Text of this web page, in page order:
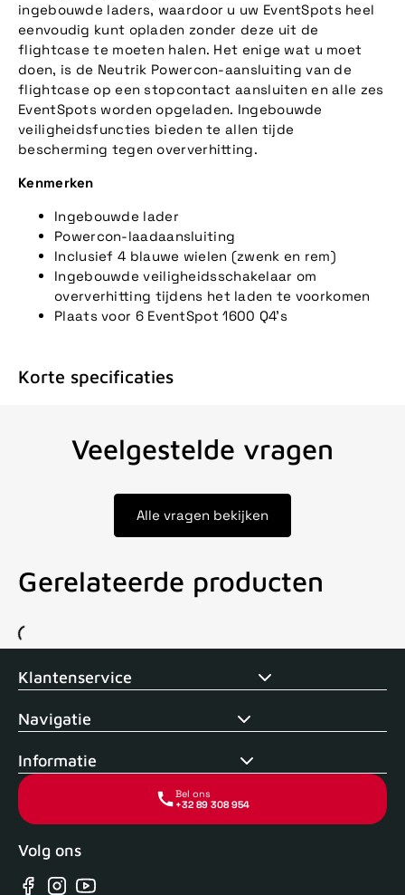
ingebouwde laders, waardoor u uw EventSpots heel
eenvoudig kunt opladen zonder deze uit de
flightcase te moeten halen. Het enige wat u moet
doen, is de Neutrik Powercon-aansluiting van de
flightcase op een stopcontact aansluiten en alle zes
EventSpots worden opgeladen. Ingebouwde
veiligheidsfuncties bieden te allen tijde
bescherming tegen oververhitting.
Kenmerken
Ingebouwde lader
Powercon-laadaansluiting
Inclusief 4 blauwe wielen (zwenk en rem)
Ingebouwde veiligheidsschakelaar om
oververhitting tijdens het laden te voorkomen
Plaats voor 6 EventSpot 1600 Q4's
Korte specificaties
Veelgestelde vragen
Alle vragen bekijken
Gerelateerde producten
Voor 15uur besteld, zelfde dag verstuurd Echte winkel +35
Klantenservice
Navigatie
Informatie
Bel ons
+32 89 308 954
Volg ons